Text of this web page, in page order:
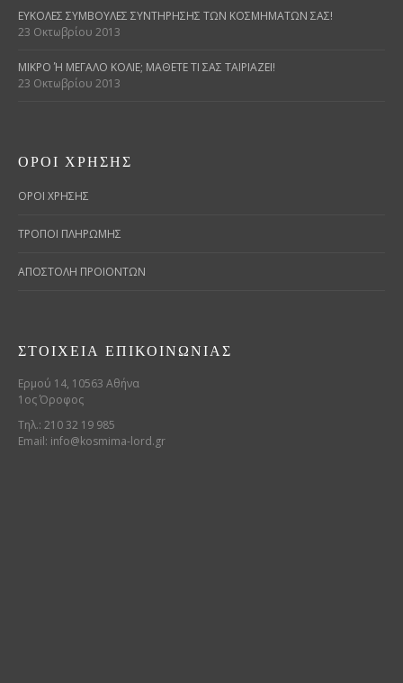
ΕΎΚΟΛΕΣ ΣΥΜΒΟΥΛΈΣ ΣΥΝΤΉΡΗΣΗΣ ΤΩΝ ΚΟΣΜΗΜΆΤΩΝ ΣΑΣ!
23 Οκτωβρίου 2013
ΜΙΚΡΌ Ή ΜΕΓΆΛΟ ΚΟΛΙΈ; ΜΆΘΕΤΕ ΤΙ ΣΑΣ ΤΑΙΡΙΆΖΕΙ!
23 Οκτωβρίου 2013
ΌΡΟΙ ΧΡΉΣΗΣ
ΟΡΟΙ ΧΡΗΣΗΣ
ΤΡΟΠΟΙ ΠΛΗΡΩΜΗΣ
ΑΠΟΣΤΟΛΗ ΠΡΟΙΟΝΤΩΝ
ΣΤΟΙΧΕΊΑ ΕΠΙΚΟΙΝΩΝΊΑΣ
Ερμού 14, 10563 Αθήνα
1ος Όροφος
Τηλ.: 210 32 19 985
Email: info@kosmima-lord.gr